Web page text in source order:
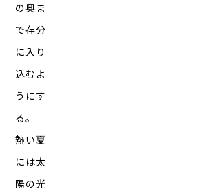
の奥ま
で存分
に入り
込むよ
うにす
る。
熱い夏
には太
陽の光